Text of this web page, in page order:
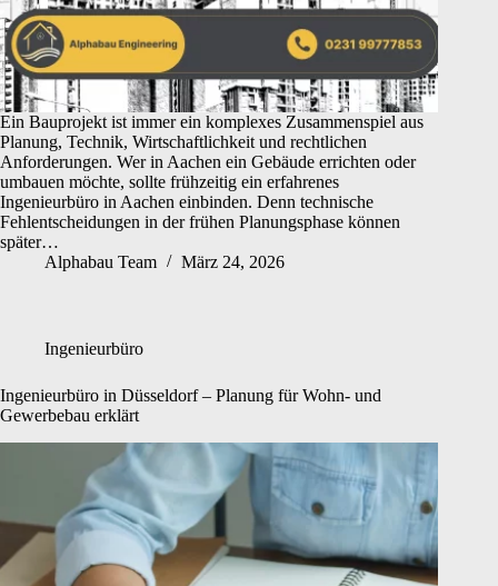
Ein Bauprojekt ist immer ein komplexes Zusammenspiel aus
Planung, Technik, Wirtschaftlichkeit und rechtlichen
Anforderungen. Wer in Aachen ein Gebäude errichten oder
umbauen möchte, sollte frühzeitig ein erfahrenes
Ingenieurbüro in Aachen einbinden. Denn technische
Fehlentscheidungen in der frühen Planungsphase können
später…
Alphabau Team
März 24, 2026
Ingenieurbüro
Ingenieurbüro in Düsseldorf – Planung für Wohn- und
Gewerbebau erklärt